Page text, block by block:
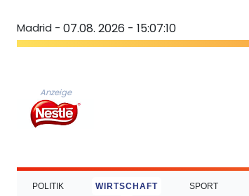
Madrid - 07.08. 2026 - 15:07:11
Anzeige
POLITIK WIRTSCHAFT SPORT